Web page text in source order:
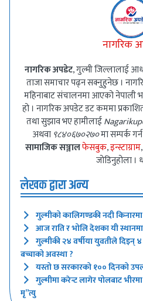
नागरिक
नागरिक अपडेट, गुल्मी जिल्लालाई
ताजा समाचार पढ्न सक्नुहुनेछ ।
महिनाबाट संचालनमा आएको नेपाली
हो । नागरिक अपडेट डट कममा
तथा सुझाव भए हामीलाई
अथवा ९८४०६७०२७०मा सम्पर्क
सामाजिक सञ्जालफेसबुक,इन्स्टाग्राम,
जोडिनुहोला ।
लेखक द्वारा अन्य
गुल्मीको कालिगण्डकी नदी
आज राति र भोलि देशका यी स्थानमा
गुल्मीकी २४ वर्षीया युवतीले दिइन्
बच्चाको अवस्था ?
यस्तो छ सरकारको १०० दिनको
गुल्मीमा करेन्ट लागेर पोलबाट
मृ”त्यु